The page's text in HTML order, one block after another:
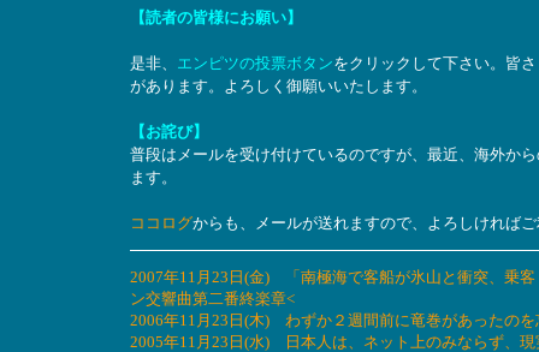
【読者の皆様にお願い】
是非、 エンピツの投票ボタンをクリックして下さい。皆
があります。よろしく御願いいたします。
【お詫び】
普段はメールを受け付けているのですが、最近、海外か
ます。
ココログからも、メールが送れますので、よろしければ
2007年11月23日(金) 「南極海で客船が氷山と衝突、乗
ン交響曲第二番終楽章<
2006年11月23日(木) わずか２週間前に竜巻があったの
2005年11月23日(水) 日本人は、ネット上のみならず、